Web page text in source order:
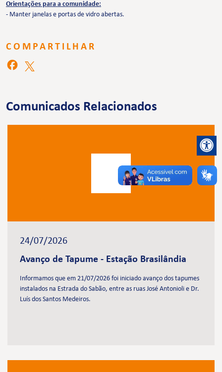
Orientações para a comunidade:
- Manter janelas e portas de vidro abertas.
COMPARTILHAR
Comunicados Relacionados
24/07/2026
Avanço de Tapume - Estação Brasilândia
Informamos que em 21/07/2026 foi iniciado avanço dos tapumes
instalados na Estrada do Sabão, entre as ruas José Antonioli e Dr.
Luís dos Santos Medeiros.